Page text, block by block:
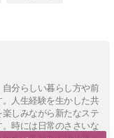
分らしい暮らし方や前
人生経験を生かした共
しみながら新たなステ
時には⽇常のささいな